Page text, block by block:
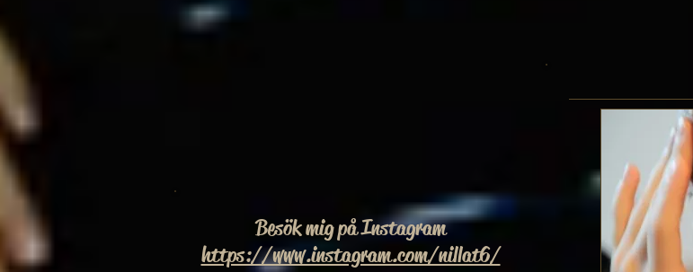
Besök mig på Instagram
https://www.instagram.com/nillat6/